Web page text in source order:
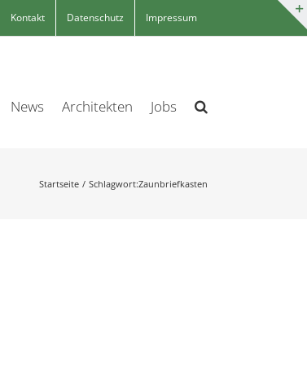
Kontakt Datenschutz Impressum
News Architekten Jobs
Startseite Schlagwort:Zaunbriefkasten